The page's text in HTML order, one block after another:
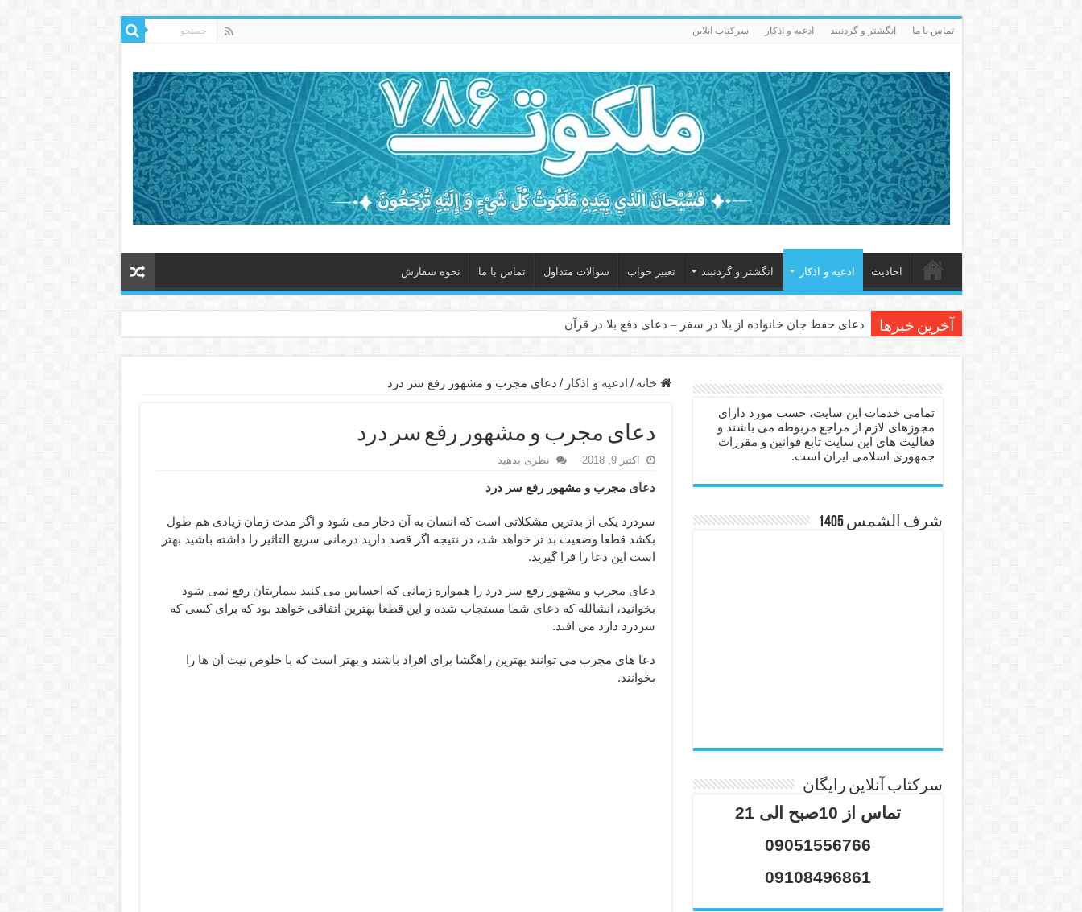
تماس با ما انگشتر و گردنبند ادعيه و اذكار سرکتاب انلاین
احاديث ادعيه و اذكار انگشتر و گردنبند تعبیر خواب سوالات متداول تماس با ما نحوه سفارش
آخرین خبرها دعای حفظ جان خانواده از بلا در سفر – دعای دفع بلا در قرآن
دعا برای عاشق شدن طرف مقابل – عاشق کردن طرف مقابل از راه دور
دعای حفظ جان عزیزان از بلا در سفر – دعا برای رفع حوادث بد روزانه
انواع ذکرهای الهی و خواص آن – مجرب ترین ذکرها برای برآوردن حاجات
دعای روزی و رفع فقر – دعای مجرب برای گشایش مالی و برکت در کار
دعای قوی برای حاجات دنیا و آخرت – حاجت روایی و رفع مشکلات
ختم سوره تکاثر برای جذب ثروت – خواص و برکات سوره تکاثر
دعا قدرت و توانمندی – دعا برای افزایش انرژی بدن و قدرت بازو
خانه / ادعيه و اذكار / دعای مجرب و مشهور رفع سر درد
دعای مجرب و مشهور رفع سر درد
اکتبر 9, 2018 نظری بدهید
دعای مجرب و مشهور رفع سر درد
سردرد یکی از بدترین مشکلاتی است که انسان به آن دچار می شود و اگر مدت زمان زیادی هم طول
بکشد قطعا وضعیت بد تر خواهد شد، در نتیجه اگر قصد دارید درمانی سریع التاثیر را داشته باشید بهتر
است این دعا را فرا گیرید.
دعای مجرب و مشهور رفع سر درد را همواره زمانی که احساس می کنید بیماریتان رفع نمی شود
بخوانید، انشالله که دعای شما مستجاب شده و این قطعا بهترین اتفاقی خواهد بود که برای کسی که
سردرد دارد می افتد.
دعا های مجرب می توانند بهترین راهگشا برای افراد باشند و بهتر است که با خلوص نیت آن ها را
بخوانند.
تمامی خدمات این سایت، حسب مورد دارای
مجوزهای لازم از مراجع مربوطه می باشند و
فعالیت های این سایت تابع قوانین و مقررات
جمهوری اسلامی ایران است.
شرف الشمس 1405
سرکتاب آنلاین رایگان
تماس از 10صبح الی 21
09051556766
09108496861